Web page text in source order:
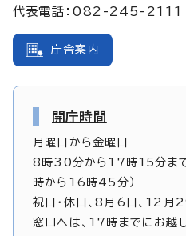
代表電話：082-245-2111
庁舎案内
開庁時間
月曜日から金曜日
8時30分から17時15分まで
時から16時45分）
祝日・休日、8月6日、12
窓口へは、17時までにお越